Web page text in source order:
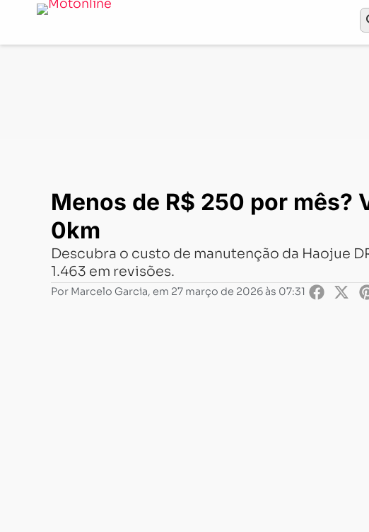
Menos de R$ 250 por mês? Veja quanto custa
Menos de R$ 250 por mês?
0km
Descubra o custo de manutenção da Haojue
1.463 em revisões.
Por Marcelo Garcia, em 27 março de 2026 às 07:31